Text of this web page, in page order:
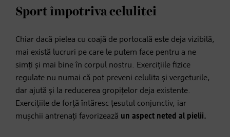
Sport împotriva celulitei
Chiar dacă pielea cu coajă de portocală este deja vizibilă,
mai există lucruri pe care le putem face pentru a ne
simți și mai bine în corpul nostru. Exercițiile fizice
regulate nu numai că pot preveni celulita și vergeturile,
dar ajută și la reducerea gropițelor deja existente.
Exercițiile de forță întăresc țesutul conjunctiv, iar
mușchii antrenați favorizează un aspect neted al pielii.